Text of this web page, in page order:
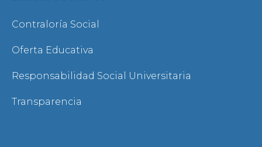
Contraloría Social
Oferta Educativa
Responsabilidad Social Universitaria
Transparencia